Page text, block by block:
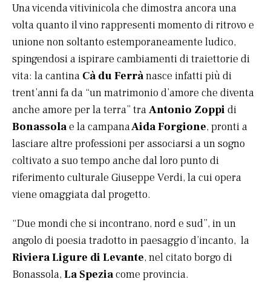
Una vicenda vitivinicola che dimostra ancora una
volta quanto il vino rappresenti momento di ritrovo e
unione non soltanto estemporaneamente ludico,
spingendosi a ispirare cambiamenti di traiettorie di
vita: la cantina Cà du Ferrànasce infatti più di
trent’anni fa da “un matrimonio d’amore che diventa
anche amore per la terra” traAntonio Zoppi di
Bonassolae la campanaAida Forgione, pronti a
lasciare altre professioni per associarsi a un sogno
coltivato a suo tempo anche dal loro punto di
riferimento culturale Giuseppe Verdi, la cui opera
viene omaggiata dal progetto.
“Due mondi che si incontrano, nord e sud”, in un
angolo di poesia tradotto in paesaggio d’incanto, la
Riviera Ligure di Levante, nel citato borgo di
Bonassola, La Speziacome provincia.